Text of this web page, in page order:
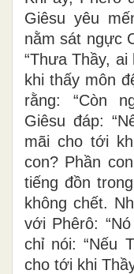
Giêsu yêu
nằm sát ngực
“Thưa Thầy,
khi thấy môn
rằng: “Còn
Giêsu đáp:
mãi cho tới
con? Phần
tiếng đồn
không chết.
với Phêrô:
chỉ nói: “Nếu
cho tới khi